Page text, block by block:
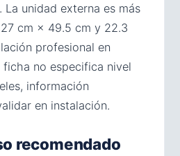
La unidad externa es más
cm × 49.5 cm y 22.3
profesional en
no especifica nivel
información
en instalación.
recomendado